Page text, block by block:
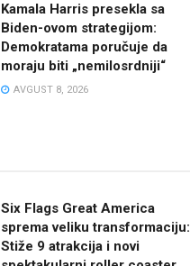
Kamala Harris presekla sa
Biden-ovom strategijom:
Demokratama poručuje da
moraju biti „nemilosrdniji“
AVGUST 8, 2026
Six Flags Great America
sprema veliku transformaciju:
Stiže 9 atrakcija i novi